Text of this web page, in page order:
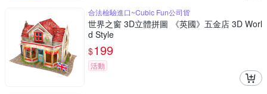
合法檢驗進口~Cubic Fun公司貨
世界之窗 3D立體拼圖 《英國》五金店 3D Worl
d Style
$199
活動